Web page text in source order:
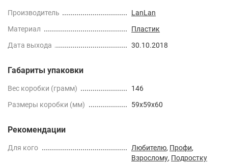
Производитель
LanLan
Материал
Пластик
Дата выхода
30.10.2018
Габариты упаковки
Вес коробки (грамм)
146
Размеры коробки (мм)
59x59x60
Рекомендации
Для кого Любителю, Профи,
Взрослому, Подростку